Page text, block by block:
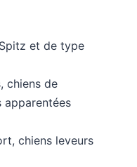
et de type
chiens de
apparentées
chiens leveurs